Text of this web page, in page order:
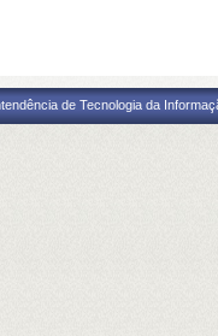
de Tecnologia da